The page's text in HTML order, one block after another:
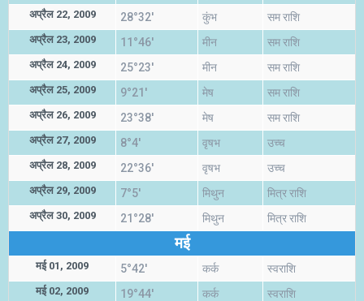
अप्रैल 22, 2009 28°32' कुंभ सम राशि
अप्रैल 23, 2009 11°46' मीन सम राशि
अप्रैल 24, 2009 25°23' मीन सम राशि
अप्रैल 25, 2009 9°21' मेष सम राशि
अप्रैल 26, 2009 23°38' मेष सम राशि
अप्रैल 27, 2009 8°4' वृषभ उच्च
अप्रैल 28, 2009 22°36' वृषभ उच्च
अप्रैल 29, 2009 7°5' मिथुन मित्र राशि
अप्रैल 30, 2009 21°28' मिथुन मित्र राशि
मई
मई 01, 2009 5°42' कर्क स्वराशि
मई 02, 2009 19°44' कर्क स्वराशि